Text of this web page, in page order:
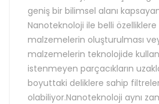
geniş bir bilimsel alanı
Nanoteknoloji ile belli
malzemelerin oluşturulması
malzemelerin teknolojide
istenmeyen parçacıkların
boyuttaki deliklere sahip
olabiliyor.Nanoteknoloji aynı